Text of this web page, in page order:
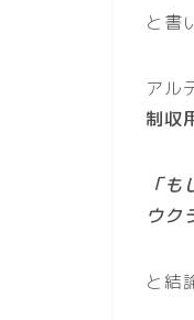
と書
アル
制収
「
ウク
と結